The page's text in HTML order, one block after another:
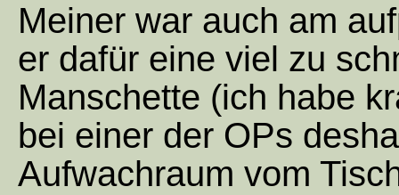
Meiner war auch am
er dafür eine viel zu
Manschette (ich habe
bei einer der OPs
Aufwachraum vom